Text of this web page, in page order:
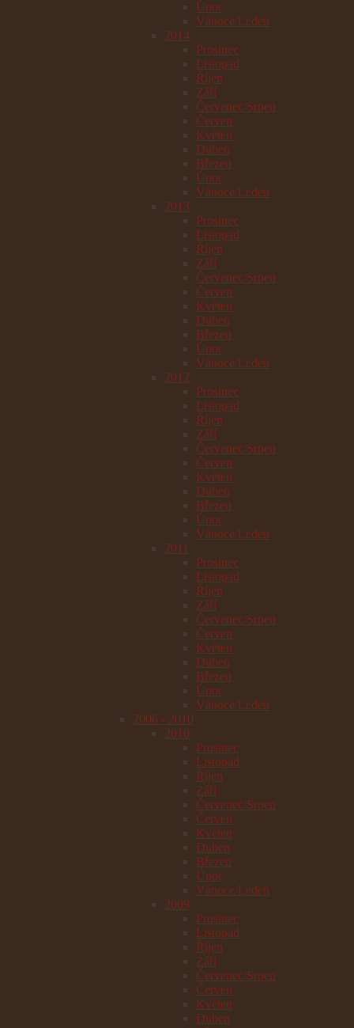
Únor
Vánoce/Leden
2014
Prosinec
Listopad
Říjen
Září
Červenec/Srpen
Červen
Květen
Duben
Březen
Únor
Vánoce/Leden
2013
Prosinec
Listopad
Říjen
Září
Červenec/Srpen
Červen
Květen
Duben
Březen
Únor
Vánoce/Leden
2012
Prosinec
Listopad
Říjen
Září
Červenec/Srpen
Červen
Květen
Duben
Březen
Únor
Vánoce/Leden
2011
Prosinec
Listopad
Říjen
Září
Červenec/Srpen
Červen
Květen
Duben
Březen
Únor
Vánoce/Leden
2006 - 2010
2010
Prosinec
Listopad
Říjen
Září
Červenec/Srpen
Červen
Květen
Duben
Březen
Únor
Vánoce/Leden
2009
Prosinec
Listopad
Říjen
Září
Červenec/Srpen
Červen
Květen
Duben